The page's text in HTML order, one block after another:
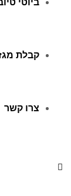
ביוטי
קבלת
צרו קשר